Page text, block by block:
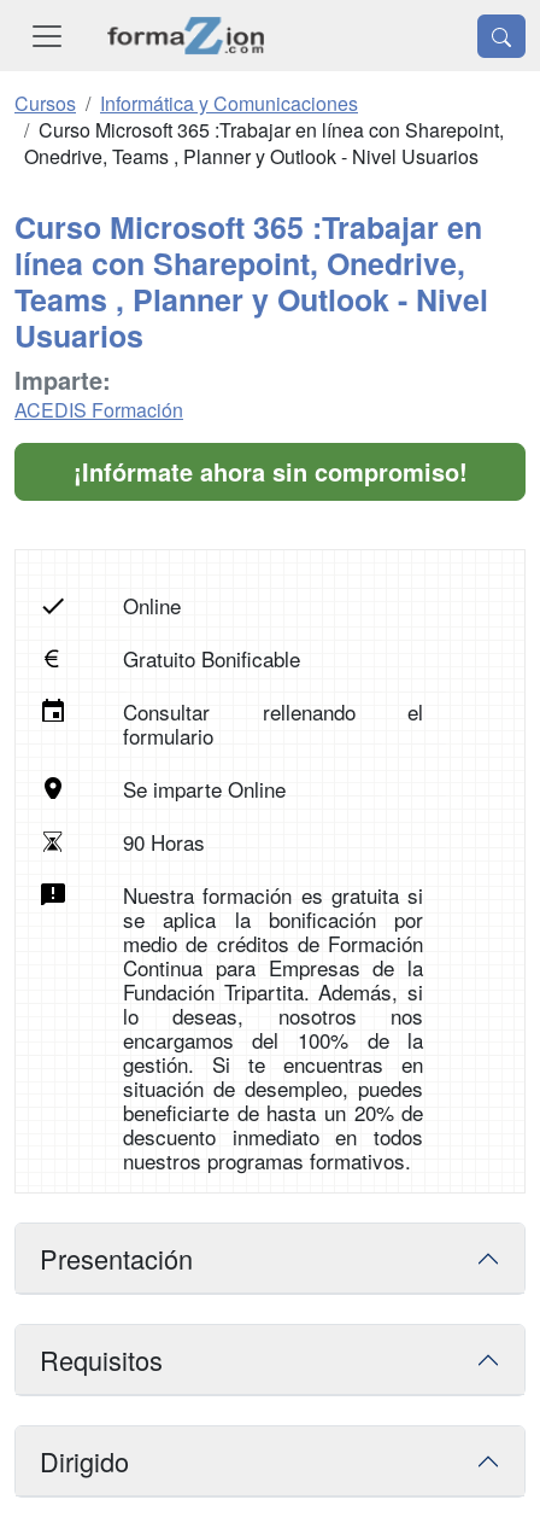
Cursos
Informática y Comunicaciones
Curso Microsoft 365 :Trabajar en línea con Sharepoint,
Onedrive, Teams , Planner y Outlook - Nivel Usuarios
Curso Microsoft 365 :Trabajar en
línea con Sharepoint, Onedrive,
Teams , Planner y Outlook - Nivel
Usuarios
Imparte:
ACEDIS Formación
¡Infórmate ahora sin compromiso!
Online
Gratuito Bonificable
Consultar rellenando el
formulario
Se imparte Online
90 Horas
Nuestra formación es gratuita si
se aplica la bonificación por
medio de créditos de Formación
Continua para Empresas de la
Fundación Tripartita. Además, si
lo deseas, nosotros nos
encargamos del 100% de la
gestión. Si te encuentras en
situación de desempleo, puedes
beneficiarte de hasta un 20% de
descuento inmediato en todos
nuestros programas formativos.
Presentación
Requisitos
Dirigido